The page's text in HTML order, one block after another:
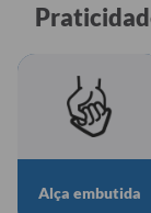
Alça embutida